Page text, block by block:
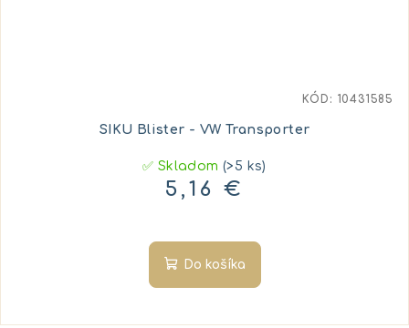
SIKU Blister - VW Transporter
✅ Skladom(>5 ks)
5,16 €
Do košíka
KÓD: 10431585